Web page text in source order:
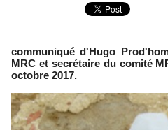
communiqué d'Hugo
MRC et secrétaire du comité
octobre 2017.